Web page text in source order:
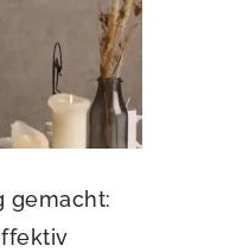
gemacht: